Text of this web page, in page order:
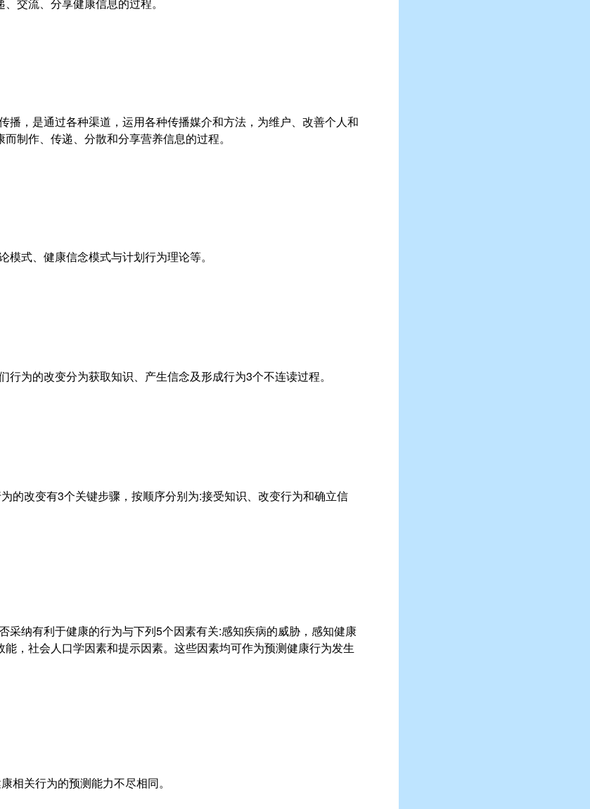
播，是通过各种渠道，运用各种传播媒介和方法，为维户、改善个人和
制作、传递、分散和分享营养信息的过程。
模式、健康信念模式与计划行为理论等。
行为的改变分为获取知识、产生信念及形成行为3个不连读过程。
的改变有3个关键步骤，按顺序分别为:接受知识、改变行为和确立信
采纳有利于健康的行为与下列5个因素有关:感知疾病的威胁，感知健康
，社会人口学因素和提示因素。这些因素均可作为预测健康行为发生
相关行为的预测能力不尽相同。